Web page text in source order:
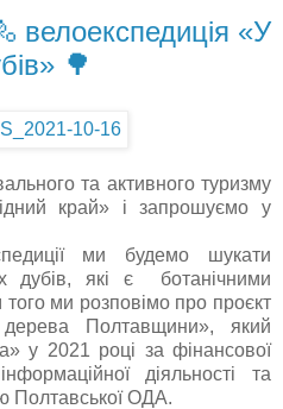
велоекспедиція «У
🌳
та активного туризму
край» і запрошуємо у
ми будемо шукати
дубів, які є ботанічними
ми розповімо про проєкт
дерева Полтавщини», який
у 2021 році за фінансової
діяльності та
Полтавської ОДА.